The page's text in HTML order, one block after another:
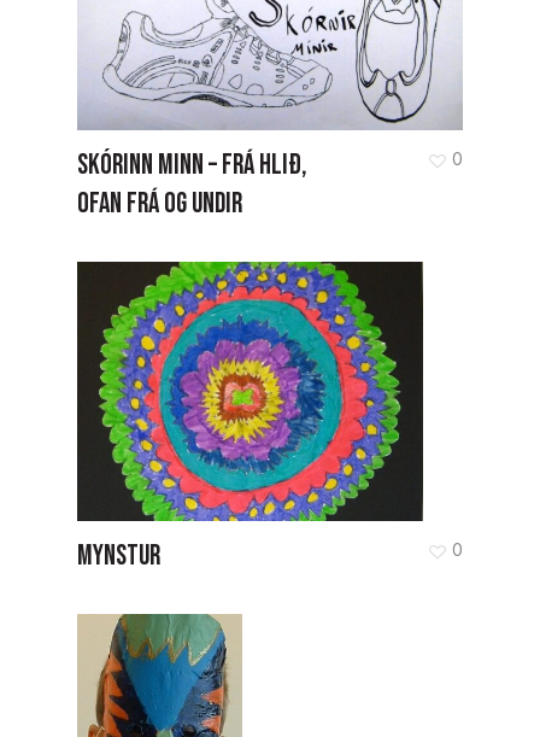
SKÓRINN MINN – FRÁ HLIÐ,
OFAN FRÁ OG UNDIR
0
MYNSTUR 0